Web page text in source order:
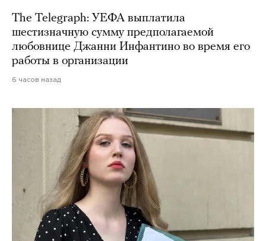
The Telegraph: УЕФА выплатила
шестизначную сумму предполагаемой
любовнице Джанни Инфантино во время его
работы в организации
6 часов назад